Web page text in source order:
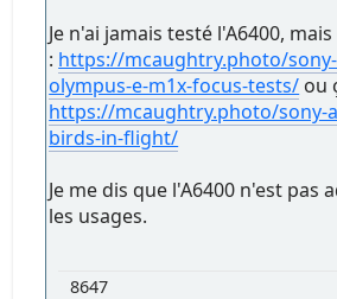
Je n'ai jamais testé l'A6400,
: https://mcaughtry.photo/
olympus-e-m1x-focus-tests/ ou
https://mcaughtry.photo/sony-
birds-in-flight/
Je me dis que l'A6400 n'est pas
les usages.
8647